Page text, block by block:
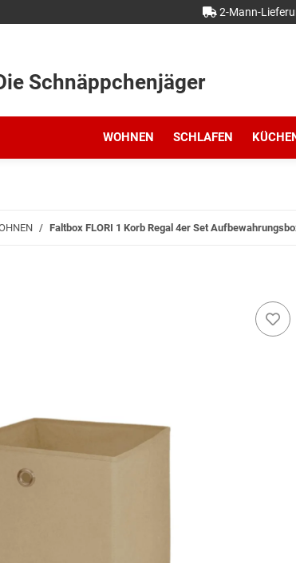
2-Mann-
Schnäppchenjäger
WOHNEN SCHLAFEN
Faltbox FLORI 1 Korb Regal 4er Set